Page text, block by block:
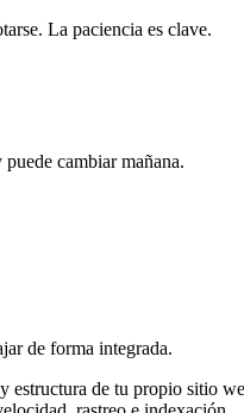
La paciencia es clave.
cambiar mañana.
de forma integrada.
estructura de tu propio sitio